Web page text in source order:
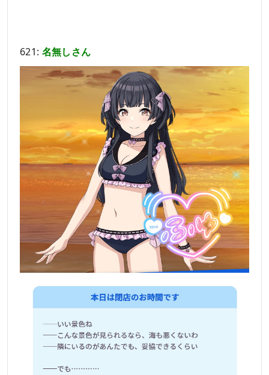
621: 名無しさん